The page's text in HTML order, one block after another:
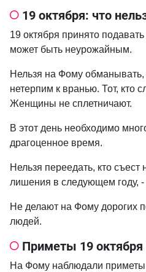
19 октября: что
19 октября принято
может быть неурожайным.
Нельзя на Фому
нетерпим к вранью. Тот, кто
Женщины не сплетничают.
В этот день необходимо
драгоценное время.
Нельзя переедать, кто
лишения в следующем году,
Не делают на Фому дорогих
людей.
Приметы 19 октября
На Фому наблюдали приметы